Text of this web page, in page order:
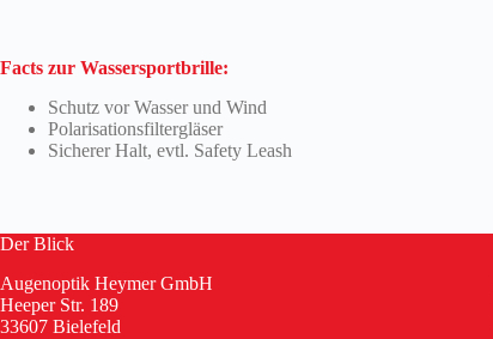
Facts zur Wassersportbrille:
Schutz vor Wasser und Wind
Polarisationsfiltergläser
Sicherer Halt, evtl. Safety Leash
Der Blick
Augenoptik Heymer GmbH
Heeper Str. 189
33607 Bielefeld